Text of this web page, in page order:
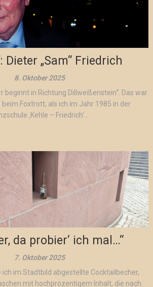
Dieter „Sam“ Friedrich
8. Oktober 2025
beginnt in Richtung Dillweißenstein“. Das war
Foxtrott, als ich im Jahr 1985 in der
‚Kehle – Friedrich‘...
da probier‘ ich mal…“
7. Oktober 2025
ich im Stadtbild abgestellte Cocktailbecher,
mit hochprozentigem Inhalt, die nach